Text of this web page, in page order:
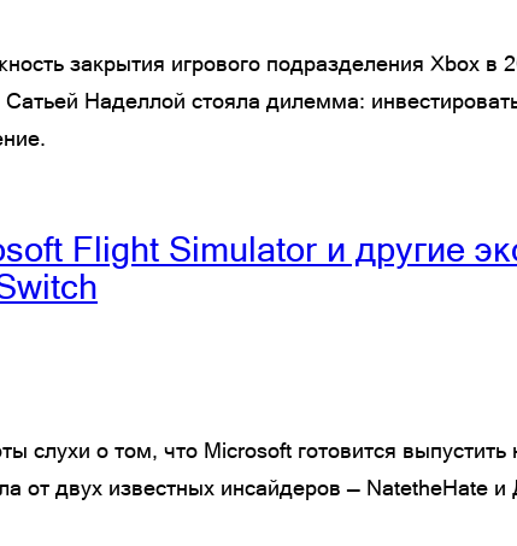
закрытия игрового подразделения Xbox в
Наделлой стояла дилемма:
Flight Simulator и другие
слухи о том, что Microsoft готовится выпустить
от двух известных инсайдеров — NatetheHate